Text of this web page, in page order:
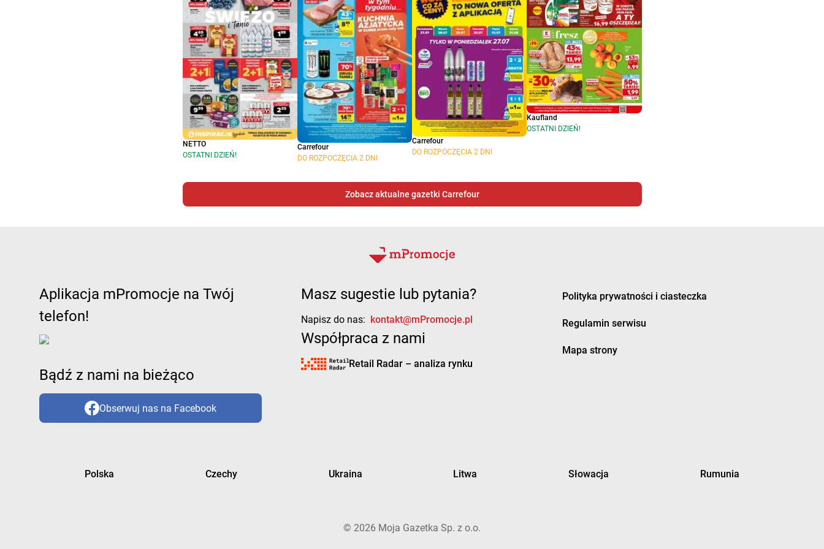
NETTO
OSTATNI DZIEŃ!
Carrefour
DO ROZPOCZĘCIA 2 DNI
Carrefour
DO ROZPOCZĘCIA 2 DNI
Kaufland
OSTATNI DZIEŃ!
Zobacz aktualne gazetki Carrefour
Aplikacja mPromocje na Twój
telefon!
Bądź z nami na bieżąco
Obserwuj nas na Facebook
Masz sugestie lub pytania?
Napisz do nas: kontakt@mPromocje.pl
Współpraca z nami
Retail Radar – analiza rynku
Polityka prywatności i ciasteczka
Regulamin serwisu
Mapa strony
Polska Czechy Ukraina Litwa Słowacja Rumunia
© 2026 Moja Gazetka Sp. z o.o.